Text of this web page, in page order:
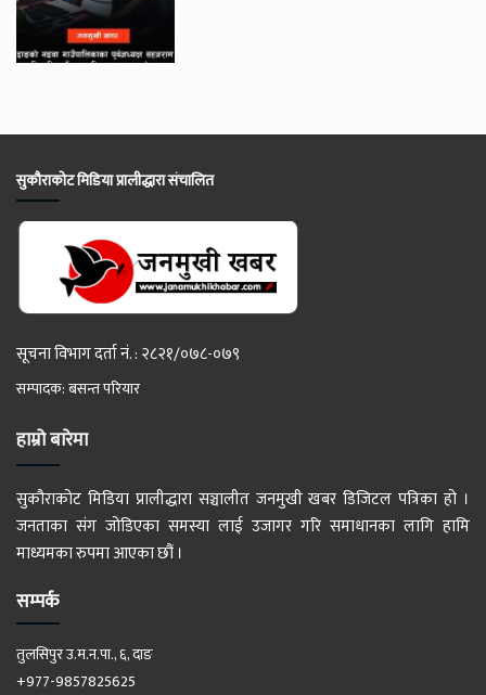
सुकौराकोट मिडिया प्रालीद्धारा संचालित
सूचना विभाग दर्ता नं. : २८२१/०७८-०७९
सम्पादक: बसन्त परियार
हाम्रो बारेमा
सुकौराकोट मिडिया प्रालीद्धारा सञ्चालीत जनमुखी खबर डिजिटल पत्रिका हो ।
जनताका संग जोडिएका समस्या लाई उजागर गरि समाधानका लागि हामि
माध्यमका रुपमा आएका छौं ।
सम्पर्क
तुलसिपुर उ.म.न.पा., ६, दाङ
+977-9857825625